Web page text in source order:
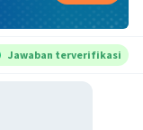
Jawaban terverifikasi